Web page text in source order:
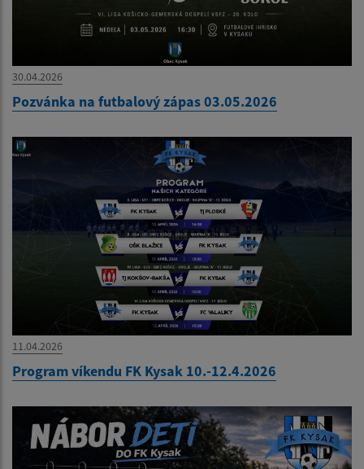
30.04.2026
Pozvánka na futbalový zápas 03.05.2026
11.04.2026
Program víkendu FK Kysak 10.-12.4.2026